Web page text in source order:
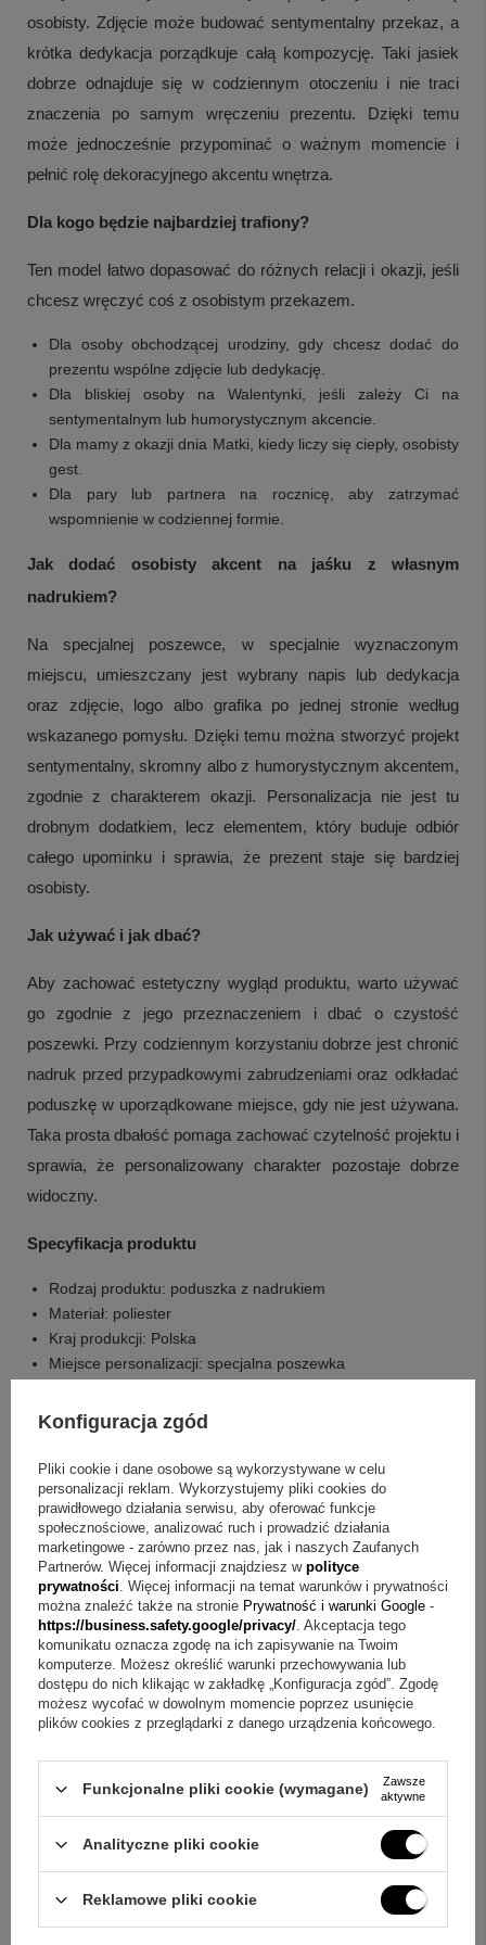
+3
Zobacz więcej
osobisty. Zdjęcie może budować sentymentalny przekaz, a
krótka dedykacja porządkuje całą kompozycję. Taki jasiek
dobrze odnajduje się w codziennym otoczeniu i nie traci
znaczenia po samym wręczeniu prezentu. Dzięki temu
może jednocześnie przypominać o ważnym momencie i
pełnić rolę dekoracyjnego akcentu wnętrza.
Dla kogo będzie najbardziej trafiony?
Ten model łatwo dopasować do różnych relacji i okazji, jeśli
chcesz wręczyć coś z osobistym przekazem.
Dla osoby obchodzącej urodziny, gdy chcesz dodać do
prezentu wspólne zdjęcie lub dedykację.
Dla bliskiej osoby na Walentynki, jeśli zależy Ci na
sentymentalnym lub humorystycznym akcencie.
Dla mamy z okazji dnia Matki, kiedy liczy się ciepły, osobisty
gest.
Dla pary lub partnera na rocznicę, aby zatrzymać
wspomnienie w codziennej formie.
Jak dodać osobisty akcent na jaśku z własnym
nadrukiem?
Na specjalnej poszewce, w specjalnie wyznaczonym
miejscu, umieszczany jest wybrany napis lub dedykacja
oraz zdjęcie, logo albo grafika po jednej stronie według
wskazanego pomysłu. Dzięki temu można stworzyć projekt
sentymentalny, skromny albo z humorystycznym akcentem,
zgodnie z charakterem okazji. Personalizacja nie jest tu
drobnym dodatkiem, lecz elementem, który buduje odbiór
całego upominku i sprawia, że prezent staje się bardziej
osobisty.
Jak używać i jak dbać?
Aby zachować estetyczny wygląd produktu, warto używać
go zgodnie z jego przeznaczeniem i dbać o czystość
poszewki. Przy codziennym korzystaniu dobrze jest chronić
nadruk przed przypadkowymi zabrudzeniami oraz odkładać
poduszkę w uporządkowane miejsce, gdy nie jest używana.
Taka prosta dbałość pomaga zachować czytelność projektu i
sprawia, że personalizowany charakter pozostaje dobrze
widoczny.
Specyfikacja produktu
Rodzaj produktu: poduszka z nadrukiem
Materiał: poliester
Kraj produkcji: Polska
Miejsce personalizacji: specjalna poszewka
Element graficzny: zdjęcie / logo / grafika
Liczba stron z nadrukiem: po jednej stronie
Przeznaczenie: urodziny / Walentynki / dzień Matki /
Rocznica
Długość produktu: 380 mm
Szerokość produktu: 380 mm
W skład zestawu wchodzi
poszewka
nadruk na poszewce
Poduszka
Najczęściej zadawane pytania o poduszkę z własnym
Jaką personalizację można umieścić na tej
Na poszewce można umieścić
wybrany napis lub dedykację, a także zdjęcie, logo albo
grafikę po jednej stronie.
Konfiguracja zgód
Pliki cookie i dane osobowe są wykorzystywane w celu
personalizacji reklam. Wykorzystujemy pliki cookies do
prawidłowego działania serwisu, aby oferować funkcje
społecznościowe, analizować ruch i prowadzić działania
marketingowe - zarówno przez nas, jak i naszych Zaufanych
Partnerów. Więcej informacji znajdziesz w polityce
prywatności. Więcej informacji na temat warunków i prywatności
można znaleźć także na stronie Prywatność i warunki Google -
https://business.safety.google/privacy/. Akceptacja tego
komunikatu oznacza zgodę na ich zapisywanie na Twoim
komputerze. Możesz określić warunki przechowywania lub
dostępu do nich klikając w zakładkę „Konfiguracja zgód”. Zgodę
możesz wycofać w dowolnym momencie poprzez usunięcie
plików cookies z przeglądarki z danego urządzenia końcowego.
Funkcjonalne pliki cookie (wymagane)
Zawsze
aktywne
Analityczne pliki cookie
Reklamowe pliki cookie